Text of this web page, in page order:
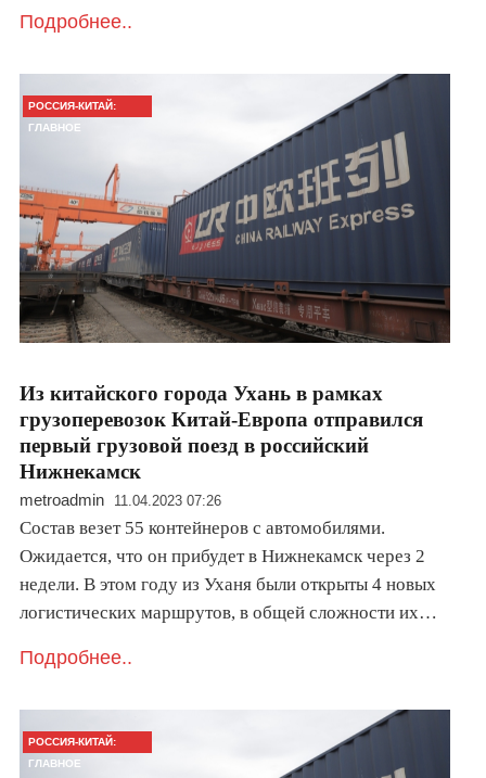
Подробнее..
РОССИЯ-КИТАЙ:
ГЛАВНОЕ
Из китайского города Ухань в рамках
грузоперевозок Китай-Европа отправился
первый грузовой поезд в российский
Нижнекамск
metroadmin 11.04.2023 07:26
Состав везет 55 контейнеров с автомобилями.
Ожидается, что он прибудет в Нижнекамск через 2
недели. В этом году из Уханя были открыты 4 новых
логистических маршрутов, в общей сложности их…
Подробнее..
РОССИЯ-КИТАЙ:
ГЛАВНОЕ